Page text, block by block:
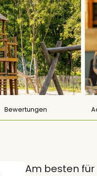
Bewertungen
Am besten für